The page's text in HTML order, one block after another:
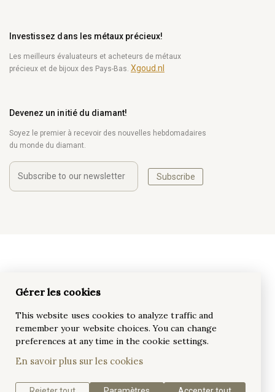
Investissez dans les métaux précieux!
Les meilleurs évaluateurs et acheteurs de métaux
précieux et de bijoux des Pays-Bas. Xgoud.nl
Devenez un initié du diamant!
Soyez le premier à recevoir des nouvelles hebdomadaires
du monde du diamant.
Subscribe
Gérer les cookies
This website uses cookies to analyze traffic and
remember your website choices. You can change
preferences at any time in the cookie settings.
En savoir plus sur les cookies